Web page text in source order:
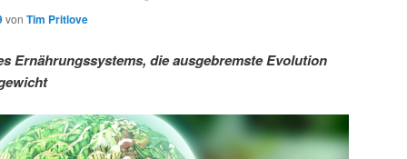
von Tim Pritlove
Ernährungssystems, die ausgebremste Evolution